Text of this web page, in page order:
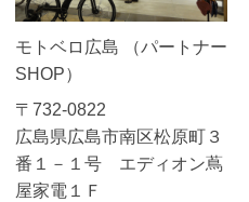
モトベロ広島 （パートナー
SHOP）
〒732-0822
広島県広島市南区松原町３
番１－１号 エディオン蔦
屋家電１Ｆ